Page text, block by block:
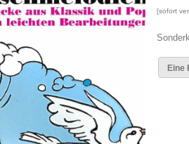
[sofort
Eine